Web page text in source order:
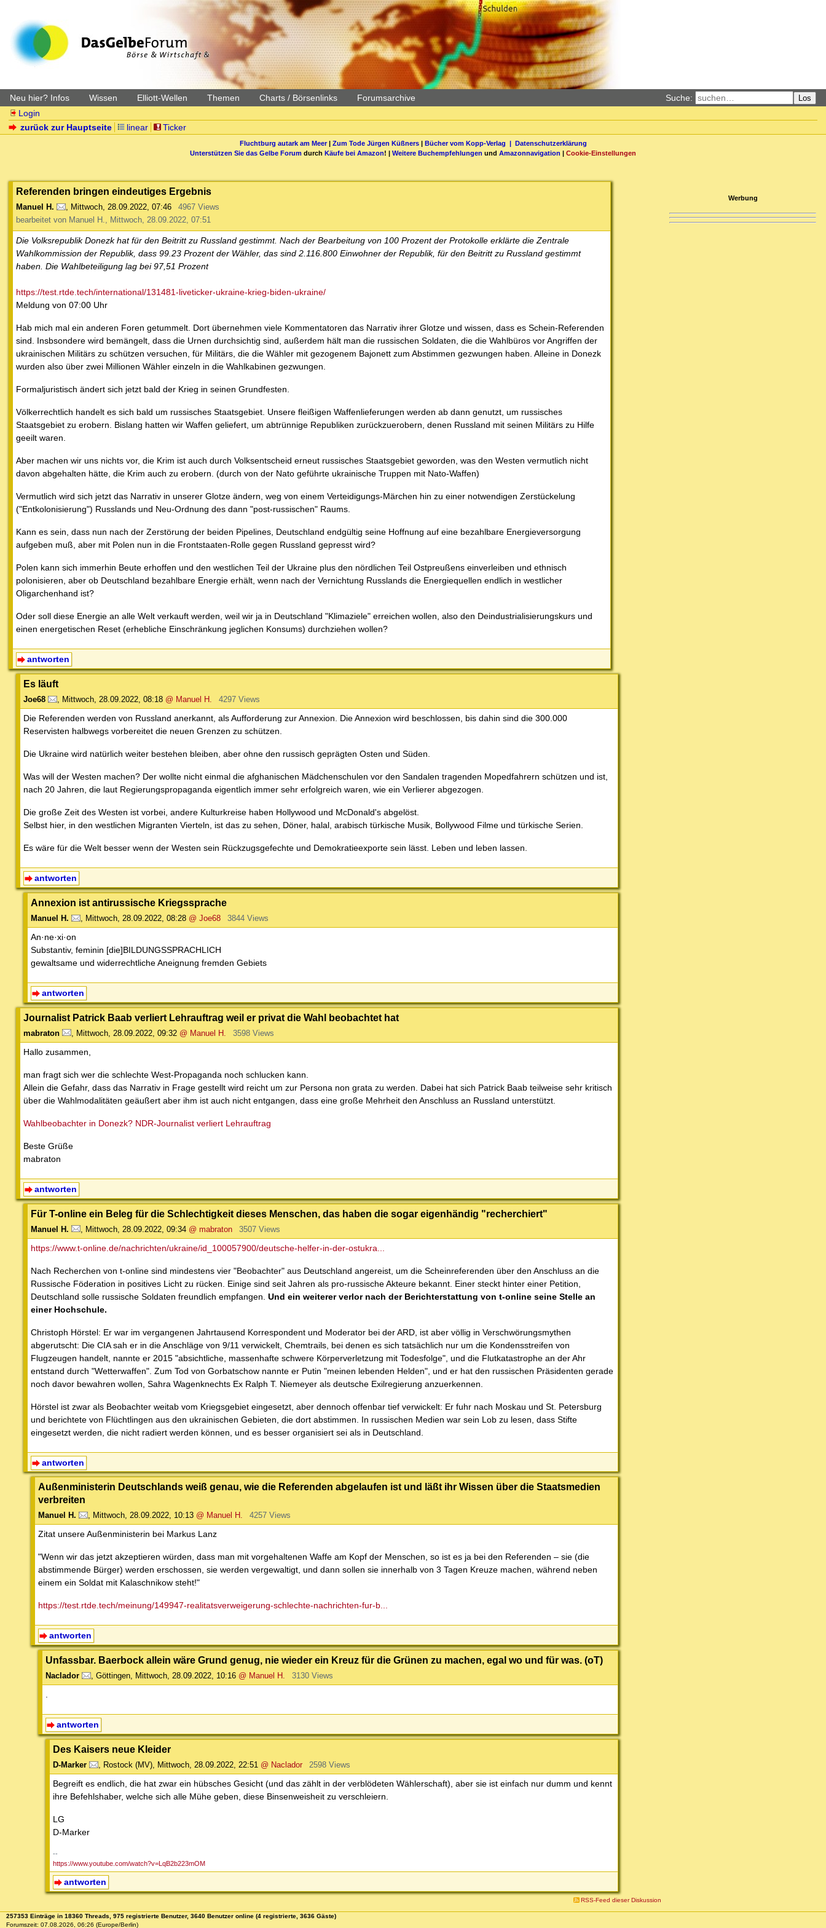
Neu hier? Infos Wissen Elliott-Wellen Themen Charts / Börsenlinks Forumsarchive Suche: Los
Login
zurück zur Hauptseite
linear Ticker
Fluchtburg autark am Meer| Zum Tode Jürgen Küßners| Bücher vom Kopp-Verlag | Datenschutzerklärung
Unterstützen Sie das Gelbe Forum durch Käufe bei Amazon! | Weitere Buchempfehlungen und Amazonnavigation | Cookie-Einstellungen
Referenden bringen eindeutiges Ergebnis
Manuel H. , Mittwoch, 28.09.2022, 07:46
4967 Views
bearbeitet von Manuel H., Mittwoch, 28.09.2022, 07:51
Die Volksrepublik Donezk hat für den Beitritt zu Russland gestimmt. Nach der Bearbeitung von 100 Prozent der Protokolle erklärte die Zentrale
Wahlkommission der Republik, dass 99.23 Prozent der Wähler, das sind 2.116.800 Einwohner der Republik, für den Beitritt zu Russland gestimmt
haben. Die Wahlbeteiligung lag bei 97,51 Prozent
https://test.rtde.tech/international/131481-liveticker-ukraine-krieg-biden-ukraine/
Meldung von 07:00 Uhr
Hab mich mal ein anderen Foren getummelt. Dort übernehmen viele Kommentatoren das Narrativ ihrer Glotze und wissen, dass es Schein-Referenden
sind. Insbsondere wird bemängelt, dass die Urnen durchsichtig sind, außerdem hält man die russischen Soldaten, die die Wahlbüros vor Angriffen der
ukrainischen Militärs zu schützen versuchen, für Militärs, die die Wähler mit gezogenem Bajonett zum Abstimmen gezwungen haben. Alleine in Donezk
wurden also über zwei Millionen Wähler einzeln in die Wahlkabinen gezwungen.
Formaljuristisch ändert sich jetzt bald der Krieg in seinen Grundfesten.
Völkerrechtlich handelt es sich bald um russisches Staatsgebiet. Unsere fleißigen Waffenlieferungen werden ab dann genutzt, um russisches
Staatsgebiet zu erobern. Bislang hatten wir Waffen geliefert, um abtrünnige Republiken zurückzuerobern, denen Russland mit seinen Militärs zu Hilfe
geeilt waren.
Aber machen wir uns nichts vor, die Krim ist auch durch Volksentscheid erneut russisches Staatsgebiet geworden, was den Westen vermutlich nicht
davon abgehalten hätte, die Krim auch zu erobern. (durch von der Nato geführte ukrainische Truppen mit Nato-Waffen)
Vermutlich wird sich jetzt das Narrativ in unserer Glotze ändern, weg von einem Verteidigungs-Märchen hin zu einer notwendigen Zerstückelung
("Entkolonisierung") Russlands und Neu-Ordnung des dann "post-russischen" Raums.
Kann es sein, dass nun nach der Zerstörung der beiden Pipelines, Deutschland endgültig seine Hoffnung auf eine bezahlbare Energieversorgung
aufgeben muß, aber mit Polen nun in die Frontstaaten-Rolle gegen Russland gepresst wird?
Polen kann sich immerhin Beute erhoffen und den westlichen Teil der Ukraine plus den nördlichen Teil Ostpreußens einverleiben und ethnisch
polonisieren, aber ob Deutschland bezahlbare Energie erhält, wenn nach der Vernichtung Russlands die Energiequellen endlich in westlicher
Oligarchenhand ist?
Oder soll diese Energie an alle Welt verkauft werden, weil wir ja in Deutschland "Klimaziele" erreichen wollen, also den Deindustrialisierungskurs und
einen energetischen Reset (erhebliche Einschränkung jeglichen Konsums) durchziehen wollen?
antworten
Es läuft
Joe68 , Mittwoch, 28.09.2022, 08:18 @ Manuel H. 4297 Views
Die Referenden werden von Russland anerkannt, als Aufforderung zur Annexion. Die Annexion wird beschlossen, bis dahin sind die 300.000
Reservisten halbwegs vorbereitet die neuen Grenzen zu schützen.
Die Ukraine wird natürlich weiter bestehen bleiben, aber ohne den russisch geprägten Osten und Süden.
Was will der Westen machen? Der wollte nicht einmal die afghanischen Mädchenschulen vor den Sandalen tragenden Mopedfahrern schützen und ist,
nach 20 Jahren, die laut Regierungspropaganda eigentlich immer sehr erfolgreich waren, wie ein Verlierer abgezogen.
Die große Zeit des Westen ist vorbei, andere Kulturkreise haben Hollywood und McDonald's abgelöst.
Selbst hier, in den westlichen Migranten Vierteln, ist das zu sehen, Döner, halal, arabisch türkische Musik, Bollywood Filme und türkische Serien.
Es wäre für die Welt besser wenn der Westen sein Rückzugsgefechte und Demokratieexporte sein lässt. Leben und leben lassen.
antworten
Annexion ist antirussische Kriegssprache
Manuel H. , Mittwoch, 28.09.2022, 08:28 @ Joe68 3844 Views
An·ne·xi·on
Substantiv, feminin [die]BILDUNGSSPRACHLICH
gewaltsame und widerrechtliche Aneignung fremden Gebiets
antworten
Journalist Patrick Baab verliert Lehrauftrag weil er privat die Wahl beobachtet hat
mabraton Mittwoch, 28.09.2022, 09:32 @ Manuel H. 3598 Views
Hallo zusammen,
man fragt sich wer die schlechte West-Propaganda noch schlucken kann.
Allein die Gefahr, dass das Narrativ in Frage gestellt wird reicht um zur Persona non grata zu werden. Dabei hat sich Patrick Baab teilweise sehr kritisch
über die Wahlmodalitäten geäußert aber ihm ist auch nicht entgangen, dass eine große Mehrheit den Anschluss an Russland unterstützt.
Wahlbeobachter in Donezk? NDR-Journalist verliert Lehrauftrag
Beste Grüße
mabraton
antworten
Für T-online ein Beleg für die Schlechtigkeit dieses Menschen, das haben die sogar eigenhändig "recherchiert"
Manuel H. Mittwoch, 28.09.2022, 09:34 @ mabraton 3507 Views
https://www.t-online.de/nachrichten/ukraine/id_100057900/deutsche-helfer-in-der-ostukra...
Nach Recherchen von t-online sind mindestens vier "Beobachter" aus Deutschland angereist, um die Scheinreferenden über den Anschluss an die
Russische Föderation in positives Licht zu rücken. Einige sind seit Jahren als pro-russische Akteure bekannt. Einer steckt hinter einer Petition,
Deutschland solle russische Soldaten freundlich empfangen. Und ein weiterer verlor nach der Berichterstattung von t-online seine Stelle an
einer Hochschule.
Christoph Hörstel: Er war im vergangenen Jahrtausend Korrespondent und Moderator bei der ARD, ist aber völlig in Verschwörungsmythen
abgerutscht: Die CIA sah er in die Anschläge von 9/11 verwickelt, Chemtrails, bei denen es sich tatsächlich nur um die Kondensstreifen von
Flugzeugen handelt, nannte er 2015 "absichtliche, massenhafte schwere Körperverletzung mit Todesfolge", und die Flutkatastrophe an der Ahr
entstand durch "Wetterwaffen". Zum Tod von Gorbatschow nannte er Putin "meinen lebenden Helden", und er hat den russischen Präsidenten gerade
noch davor bewahren wollen, Sahra Wagenknechts Ex Ralph T. Niemeyer als deutsche Exilregierung anzuerkennen.
Hörstel ist zwar als Beobachter weitab vom Kriegsgebiet eingesetzt, aber dennoch offenbar tief verwickelt: Er fuhr nach Moskau und St. Petersburg
und berichtete von Flüchtlingen aus den ukrainischen Gebieten, die dort abstimmen. In russischen Medien war sein Lob zu lesen, dass Stifte
eingesetzt werden, die nicht radiert werden können, und es besser organisiert sei als in Deutschland.
antworten
Außenministerin Deutschlands weiß genau, wie die Referenden abgelaufen ist und läßt ihr Wissen über die Staatsmedien
verbreiten
Manuel H. , Mittwoch, 28.09.2022, 10:13 @ Manuel H. 4257 Views
Zitat unsere Außenministerin bei Markus Lanz
"Wenn wir das jetzt akzeptieren würden, dass man mit vorgehaltenen Waffe am Kopf der Menschen, so ist es ja bei den Referenden – sie (die
abstimmende Bürger) werden erschossen, sie werden vergewaltigt, und dann sollen sie innerhalb von 3 Tagen Kreuze machen, während neben
einem ein Soldat mit Kalaschnikow steht!"
https://test.rtde.tech/meinung/149947-realitatsverweigerung-schlechte-nachrichten-fur-b...
antworten
Unfassbar. Baerbock allein wäre Grund genug, nie wieder ein Kreuz für die Grünen zu machen, egal wo und für was. (oT)
Naclador , Göttingen, Mittwoch, 28.09.2022, 10:16 @ Manuel H. 3130 Views
.
antworten
Des Kaisers neue Kleider
D-Marker , Rostock (MV), Mittwoch, 28.09.2022, 22:51 @ Naclador 2598 Views
Begreift es endlich, die hat zwar ein hübsches Gesicht (und das zählt in der verblödeten Wählerschaft), aber sie ist einfach nur dumm und kennt
ihre Befehlshaber, welche sich alle Mühe geben, diese Binsenweisheit zu verschleiern.
LG
D-Marker
--
https://www.youtube.com/watch?v=LqB2b223mOM
antworten
RSS-Feed dieser Diskussion
Werbung
257353 Einträge in 18360 Threads, 975 registrierte Benutzer, 3640 Benutzer online (4 registrierte, 3636 Gäste)
Forumszeit: 07.08.2026, 06:26 (Europe/Berlin)